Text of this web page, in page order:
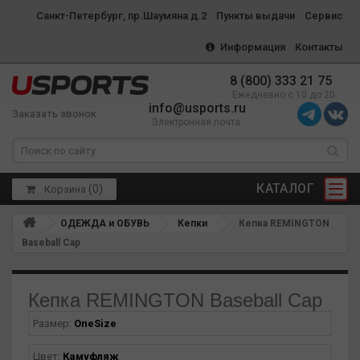
Санкт-Петербург, пр.Шаумяна д.2 Пункты выдачи Сервис
Информация Контакты
8 (800) 333 21 75
Ежедневно с 10 до 20
Заказать звонок info@usports.ru
Электронная почта
КАТАЛОГ
Корзина (0)
ОДЕЖДА и ОБУВЬ Кепки
Кепка REMINGTON
Baseball Cap
Кепка REMINGTON Baseball Cap
Размер: OneSize
Цвет: Камуфляж